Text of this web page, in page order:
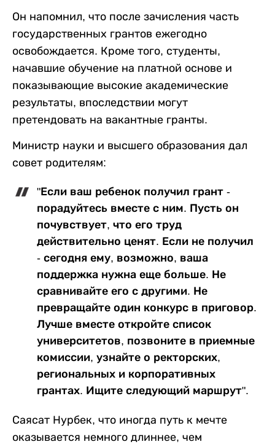
Он напомнил, что после зачисления часть
государственных грантов ежегодно
освобождается. Кроме того, студенты,
начавшие обучение на платной основе и
показывающие высокие академические
результаты, впоследствии могут
претендовать на вакантные гранты.
Министр науки и высшего образования дал
совет родителям:
"Если ваш ребенок получил грант -
порадуйтесь вместе с ним. Пусть он
почувствует, что его труд
действительно ценят. Если не получил
- сегодня ему, возможно, ваша
поддержка нужна еще больше. Не
сравнивайте его с другими. Не
превращайте один конкурс в приговор.
Лучше вместе откройте список
университетов, позвоните в приемные
комиссии, узнайте о ректорских,
региональных и корпоративных
грантах. Ищите следующий маршрут".
Саясат Нурбек, что иногда путь к мечте
оказывается немного длиннее, чем